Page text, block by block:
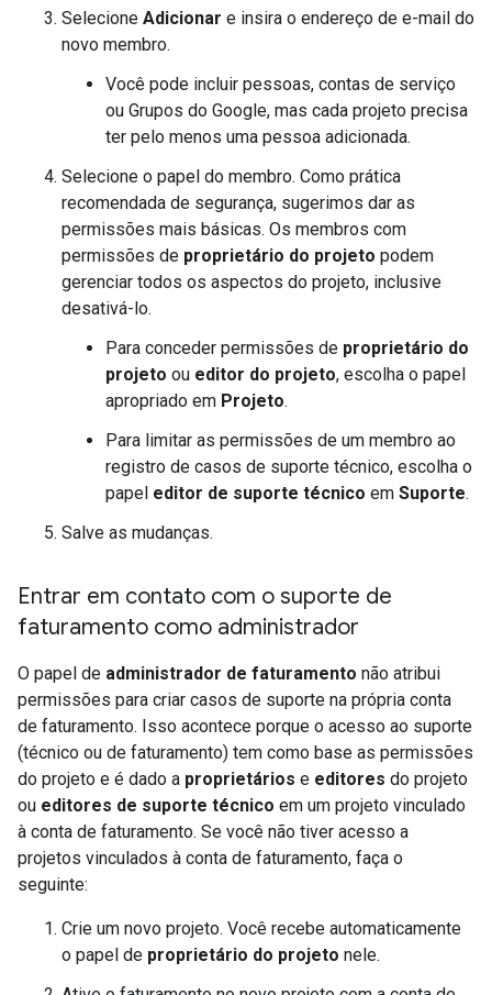
Selecione Adicionar e insira o endereço de e-mail do
novo membro.
Você pode incluir pessoas, contas de serviço
ou Grupos do Google, mas cada projeto precisa
ter pelo menos uma pessoa adicionada.
Selecione o papel do membro. Como prática
recomendada de segurança, sugerimos dar as
permissões mais básicas. Os membros com
permissões de proprietário do projeto podem
gerenciar todos os aspectos do projeto, inclusive
desativá-lo.
Para conceder permissões de proprietário do
projeto ou editor do projeto, escolha o papel
apropriado em Projeto.
Para limitar as permissões de um membro ao
registro de casos de suporte técnico, escolha o
papel editor de suporte técnico em Suporte.
Salve as mudanças.
Entrar em contato com o suporte de
faturamento como administrador
O papel de administrador de faturamento não atribui
permissões para criar casos de suporte na própria conta
de faturamento. Isso acontece porque o acesso ao suporte
(técnico ou de faturamento) tem como base as permissões
do projeto e é dado a proprietários e editores do projeto
ou editores de suporte técnico em um projeto vinculado
à conta de faturamento. Se você não tiver acesso a
projetos vinculados à conta de faturamento, faça o
seguinte:
Crie um novo projeto. Você recebe automaticamente
o papel de proprietário do projeto nele.